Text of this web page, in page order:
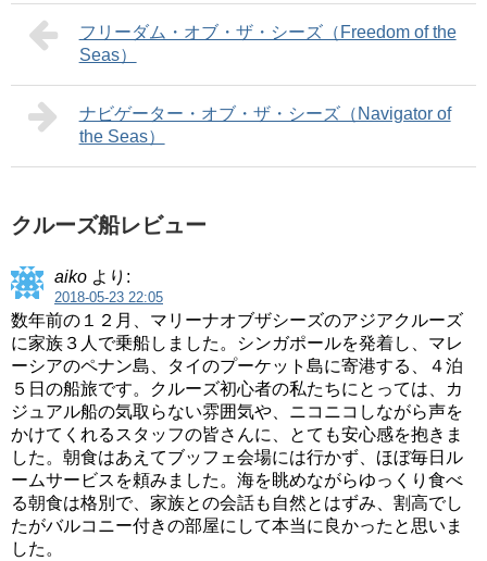
フリーダム・オブ・ザ・シーズ（Freedom of the
Seas）
ナビゲーター・オブ・ザ・シーズ（Navigator of
the Seas）
クルーズ船レビュー
aiko より:
2018-05-23 22:05
数年前の１２月、マリーナオブザシーズのアジアクルーズ
に家族３人で乗船しました。シンガポールを発着し、マレ
ーシアのペナン島、タイのプーケット島に寄港する、４泊
５日の船旅です。クルーズ初心者の私たちにとっては、カ
ジュアル船の気取らない雰囲気や、ニコニコしながら声を
かけてくれるスタッフの皆さんに、とても安心感を抱きま
した。朝食はあえてブッフェ会場には行かず、ほぼ毎日ル
ームサービスを頼みました。海を眺めながらゆっくり食べ
る朝食は格別で、家族との会話も自然とはずみ、割高でし
たがバルコニー付きの部屋にして本当に良かったと思いま
した。